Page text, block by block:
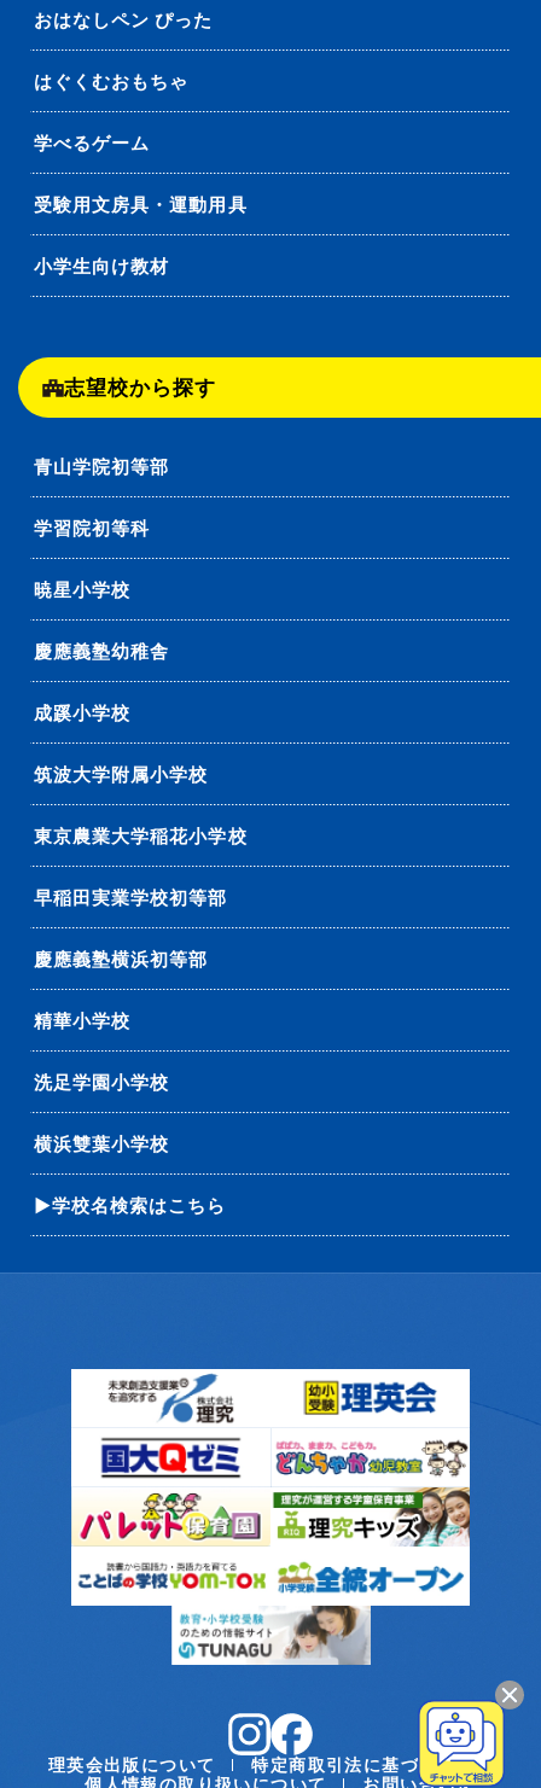
おはなしペン ぴった
はぐくむおもちゃ
学べるゲーム
受験用文房具・運動用具
小学生向け教材
志望校から探す
青山学院初等部
学習院初等科
暁星小学校
慶應義塾幼稚舎
成蹊小学校
筑波大学附属小学校
東京農業大学稲花小学校
早稲田実業学校初等部
慶應義塾横浜初等部
精華小学校
洗足学園小学校
横浜雙葉小学校
▶学校名検索はこちら
理英会出版について
特定商取引法に基づく表記